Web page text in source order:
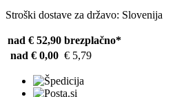
Stroški dostave za državo: Slovenija
nad € 52,90 brezplačno*
nad € 0,00 € 5,79